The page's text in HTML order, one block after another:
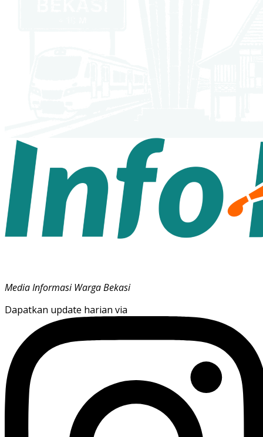
Media Informasi Warga Bekasi
Dapatkan update harian via